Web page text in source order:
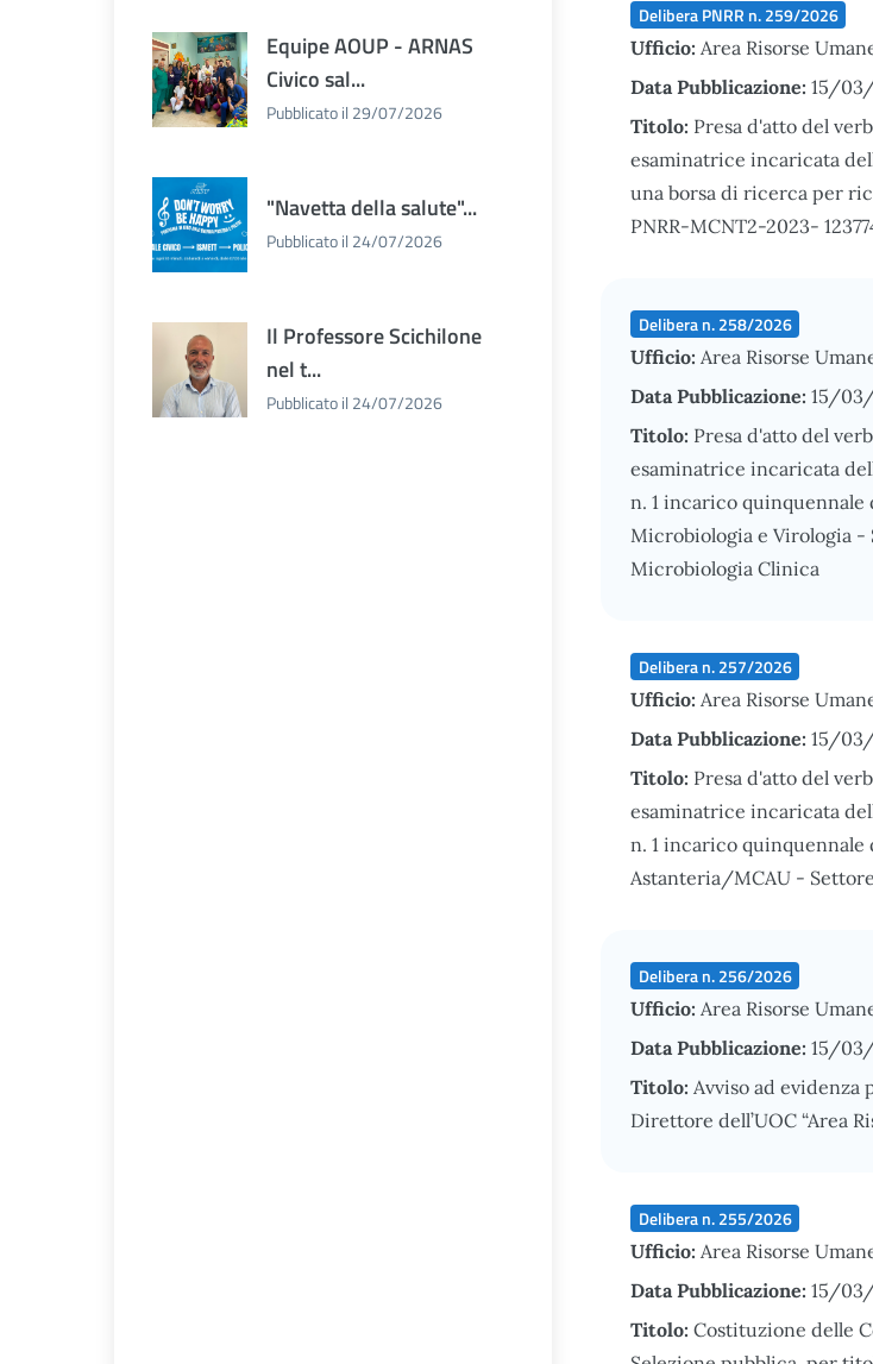
Equipe AOUP - ARNAS
Civico sal...
Pubblicato il 29/07/2026
"Navetta della salute"...
Pubblicato il 24/07/2026
Il Professore Scichilone
nel t...
Pubblicato il 24/07/2026
Delibera PNRR n. 259/2026
Ufficio: Area Risorse
Data Pubblicazione: 15/
Titolo: Presa d'atto del
esaminatrice incaricata
una borsa di ricerca per
PNRR-MCNT2-2023-
Delibera n. 258/2026
Ufficio: Area Risorse
Data Pubblicazione: 15/
Titolo: Presa d'atto del
esaminatrice incaricata
n. 1 incarico
Microbiologia e Virologia
Microbiologia Clinica
Delibera n. 257/2026
Ufficio: Area Risorse
Data Pubblicazione: 15/
Titolo: Presa d'atto del
esaminatrice incaricata
n. 1 incarico
Astanteria/MCAU -
Delibera n. 256/2026
Ufficio: Area Risorse
Data Pubblicazione: 15/
Titolo: Avviso ad evidenza
Direttore dell’UOC “Area
Delibera n. 255/2026
Ufficio: Area Risorse
Data Pubblicazione: 15/
Titolo: Costituzione delle